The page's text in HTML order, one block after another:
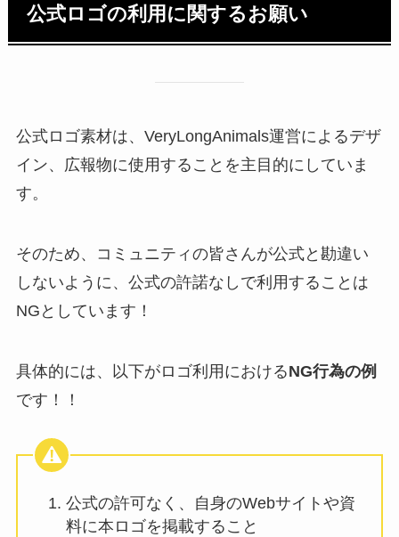
公式ロゴの利用に関するお願い
公式ロゴ素材は、VeryLongAnimals運営によるデザ
イン、広報物に使用することを主目的にしていま
す。
そのため、コミュニティの皆さんが公式と勘違い
しないように、公式の許諾なしで利用することは
NGとしています！
具体的には、以下がロゴ利用におけるNG行為の例
です！！
公式の許可なく、自身のWebサイトや資
料に本ロゴを掲載すること